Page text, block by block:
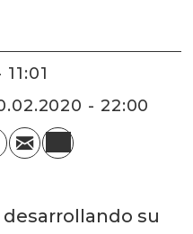
- 22:00
desarrollando su